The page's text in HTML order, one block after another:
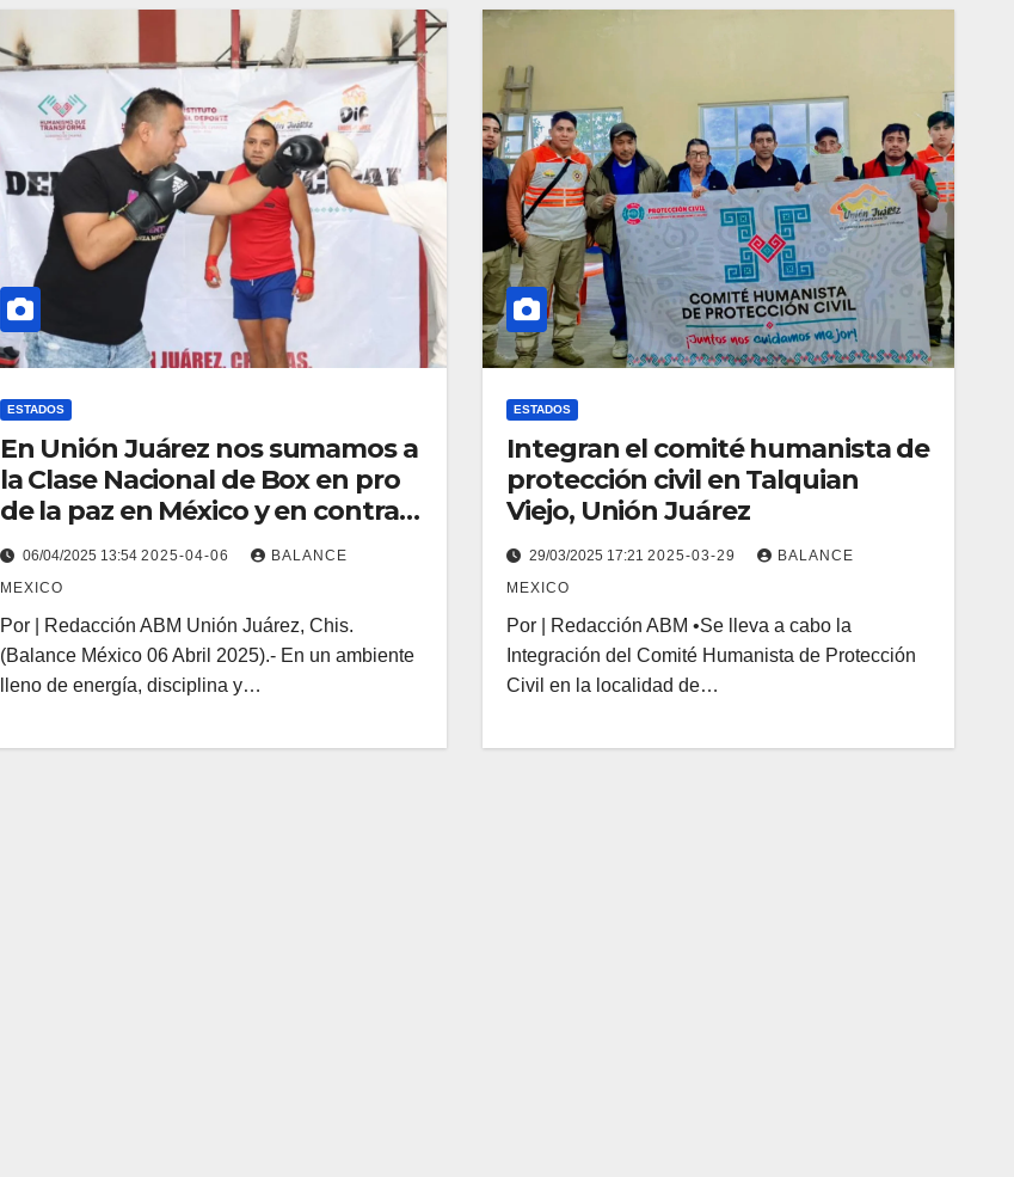
ESTADOS
En Unión Juárez nos sumamos a
la Clase Nacional de Box en pro
de la paz en México y en contra
de las adicciones: Fabián Barrios
de León.
06/04/2025 13:54 2025-04-06
BALANCE
MEXICO
Por | Redacción ABM Unión Juárez, Chis.
(Balance México 06 Abril 2025).- En un ambiente
lleno de energía, disciplina y…
ESTADOS
Integran el comité humanista de
protección civil en Talquian
Viejo, Unión Juárez
29/03/2025 17:212025-03-29
BALANCE
MEXICO
Por | Redacción ABM •Se lleva a cabo la
Integración del Comité Humanista de Protección
Civil en la localidad de…